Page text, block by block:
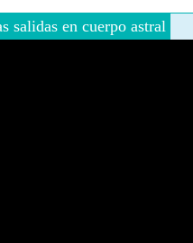
salidas en cuerpo astral